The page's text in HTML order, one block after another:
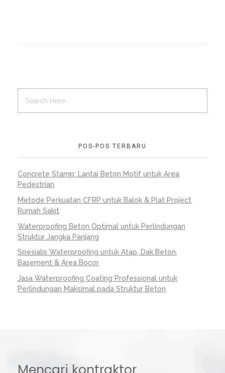
POS-POS TERBARU
Concrete Stamp: Lantai Beton Motif untuk Area
Pedestrian
Metode Perkuatan CFRP untuk Balok & Plat Project
Rumah Sakit
Waterproofing Beton Optimal untuk Perlindungan
Struktur Jangka Panjang
Spesialis Waterproofing untuk Atap, Dak Beton,
Basement & Area Bocor
Jasa Waterproofing Coating Professional untuk
Perlindungan Maksimal pada Struktur Beton